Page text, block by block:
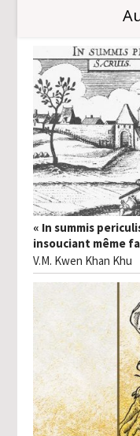
« In summis
insouciant même
V.M. Kwen Khan Khu